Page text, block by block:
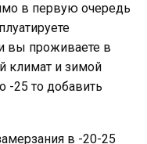
в первую очередь
вы проживаете в
климат и зимой
-25 то добавить
в -20-25